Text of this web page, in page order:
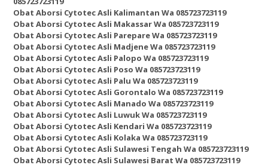
Obat Aborsi Cytotec Asli Kalimantan Wa 085723723119
Obat Aborsi Cytotec Asli Makassar Wa 085723723119
Obat Aborsi Cytotec Asli Parepare Wa 085723723119
Obat Aborsi Cytotec Asli Madjene Wa 085723723119
Obat Aborsi Cytotec Asli Palopo Wa 085723723119
Obat Aborsi Cytotec Asli Poso Wa 085723723119
Obat Aborsi Cytotec Asli Palu Wa 085723723119
Obat Aborsi Cytotec Asli Gorontalo Wa 085723723119
Obat Aborsi Cytotec Asli Manado Wa 085723723119
Obat Aborsi Cytotec Asli Luwuk Wa 085723723119
Obat Aborsi Cytotec Asli Kendari Wa 085723723119
Obat Aborsi Cytotec Asli Kolaka Wa 085723723119
Obat Aborsi Cytotec Asli Sulawesi Tengah Wa 085723723119
Obat Aborsi Cytotec Asli Sulawesi Barat Wa 085723723119